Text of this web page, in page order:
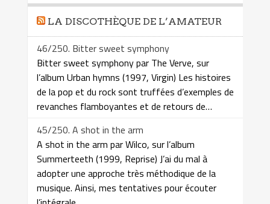
LA DISCOTHÈQUE DE L’AMATEUR
46/250. Bitter sweet symphony
Bitter sweet symphony par The Verve, sur
l’album Urban hymns (1997, Virgin) Les histoires
de la pop et du rock sont truffées d’exemples de
revanches flamboyantes et de retours de…
45/250. A shot in the arm
A shot in the arm par Wilco, sur l’album
Summerteeth (1999, Reprise) J’ai du mal à
adopter une approche très méthodique de la
musique. Ainsi, mes tentatives pour écouter